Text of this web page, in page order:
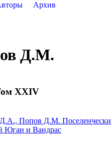
Архив
Д.М.
XXIV
Попов Д.М.
Юган и Вандрас